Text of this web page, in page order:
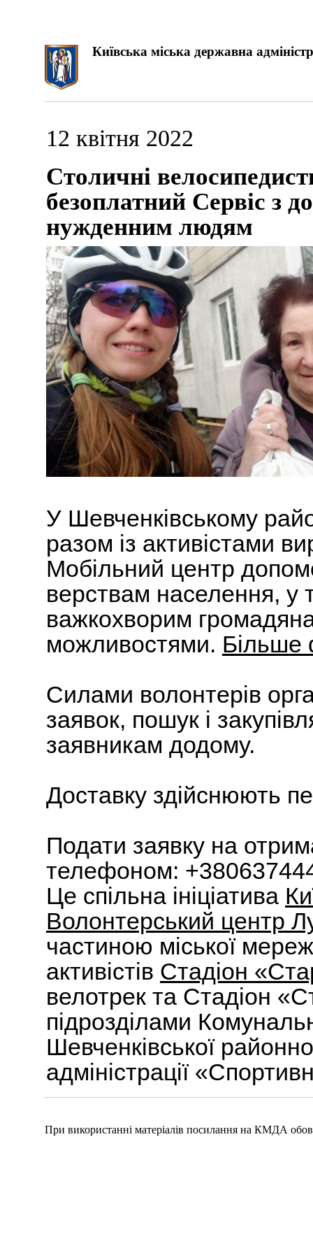
Київська міська державна
12 квітня 2022
Столичні
безоплатний Сервіс з
нужденним людям
У Шевченківському
разом із активістами
Мобільний центр
верствам населення, у
важкохворим
можливостями. Більше
Силами волонтерів
заявок, пошук і
заявникам додому.
Доставку здійснюють
Подати заявку на
телефоном:
Це спільна ініціатива
Волонтерський центр
частиною міської
активістів Стадіон
велотрек та Стадіон
підрозділами
Шевченківської
адміністрації
При використанні матеріалів посилання на КМДА